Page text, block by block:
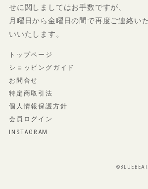
せに関しましてはお手数ですが、
月曜日から金曜日の間で再度ご連絡い
いいたします。
トップページ
ショッピングガイド
お問合せ
特定商取引法
個人情報保護方針
会員ログイン
INSTAGRAM